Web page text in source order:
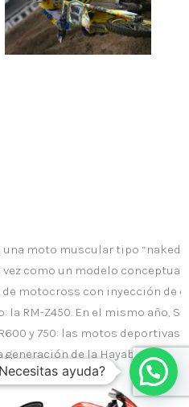
una moto muscular tipo
como un modelo conceptual
motocross con inyección de
la RM-Z450. En el mismo año,
y 750: las motos deportivas
de la Hayabusa 1300.
ayuda?